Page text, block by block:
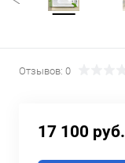
Отзывов: 0
17 100 руб.